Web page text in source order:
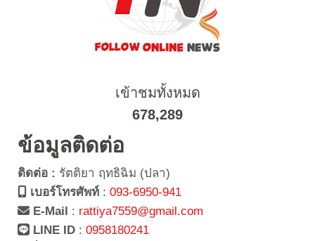
เข้าชมทั้งหมด
678,289
ข้อมูลติดต่อ
ติดต่อ : รัตติยา ฤทธิฉิม (ปลา)
เบอร์โทรศัพท์ : 093-6950-941
E-Mail : rattiya7559@gmail.com
LINE ID : 0958180241